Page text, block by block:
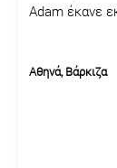
Adam έκανε
Αθηνά, Βάρκιζα